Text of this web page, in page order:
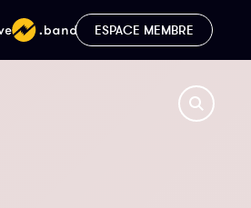
ESPACE MEMBRE